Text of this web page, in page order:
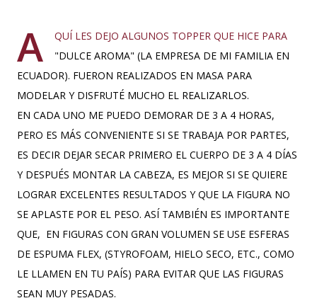
A
QUÍ LES DEJO ALGUNOS TOPPER QUE HICE PARA
"DULCE AROMA" (LA EMPRESA DE MI FAMILIA EN
ECUADOR). FUERON REALIZADOS EN MASA PARA
MODELAR Y DISFRUTÉ MUCHO EL REALIZARLOS.
EN CADA UNO ME PUEDO DEMORAR DE 3 A 4 HORAS,
PERO ES MÁS CONVENIENTE SI SE TRABAJA POR PARTES,
ES DECIR DEJAR SECAR PRIMERO EL CUERPO DE 3 A 4 DÍAS
Y DESPUÉS MONTAR LA CABEZA, ES MEJOR SI SE QUIERE
LOGRAR EXCELENTES RESULTADOS Y QUE LA FIGURA NO
SE APLASTE POR EL PESO. ASÍ TAMBIÉN ES IMPORTANTE
QUE, EN FIGURAS CON GRAN VOLUMEN SE USE ESFERAS
DE ESPUMA FLEX, (STYROFOAM, HIELO SECO, ETC., COMO
LE LLAMEN EN TU PAÍS) PARA EVITAR QUE LAS FIGURAS
SEAN MUY PESADAS.